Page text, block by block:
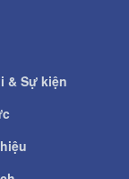
& Sự kiện